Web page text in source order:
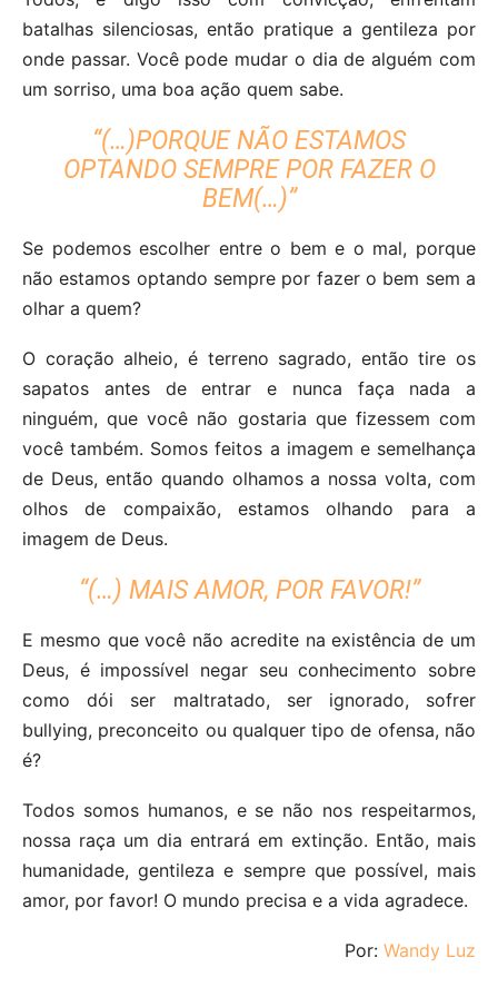
batalhas silenciosas, então pratique a gentileza por
onde passar. Você pode mudar o dia de alguém com
um sorriso, uma boa ação quem sabe.
“(…)PORQUE NÃO ESTAMOS
OPTANDO SEMPRE POR FAZER O
BEM(…)”
Se podemos escolher entre o bem e o mal, porque
não estamos optando sempre por fazer o bem sem a
olhar a quem?
O coração alheio, é terreno sagrado, então tire os
sapatos antes de entrar e nunca faça nada a
ninguém, que você não gostaria que fizessem com
você também. Somos feitos a imagem e semelhança
de Deus, então quando olhamos a nossa volta, com
olhos de compaixão, estamos olhando para a
imagem de Deus.
“(…) MAIS AMOR, POR FAVOR!”
E mesmo que você não acredite na existência de um
Deus, é impossível negar seu conhecimento sobre
como dói ser maltratado, ser ignorado, sofrer
bullying, preconceito ou qualquer tipo de ofensa, não
é?
Todos somos humanos, e se não nos respeitarmos,
nossa raça um dia entrará em extinção. Então, mais
humanidade, gentileza e sempre que possível, mais
amor, por favor! O mundo precisa e a vida agradece.
Por: Wandy Luz